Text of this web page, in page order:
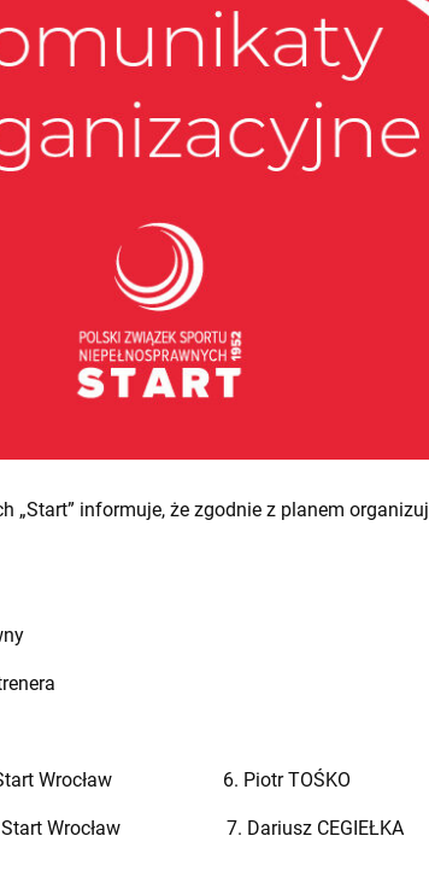
„Start” informuje, że zgodnie z planem
Wrocław 6. Piotr TOŚKO – IKS
7. Dariusz CEGIEŁKA